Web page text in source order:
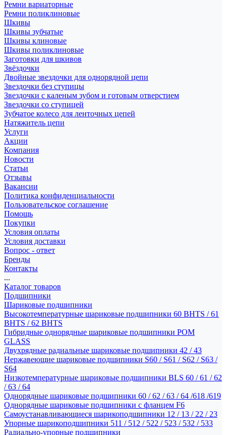
Ремни вариаторные
Ремни поликлиновые
Шкивы
Шкивы зубчатые
Шкивы клиновые
Шкивы поликлиновые
Заготовки для шкивов
Звёздочки
Двойные звездочки для однорядной цепи
Звездочки без ступицы
Звездочки с каленым зубом и готовым отверстием
Звездочки со ступицей
Зубчатое колесо для ленточных цепей
Натяжитель цепи
Услуги
Акции
Компания
Новости
Статьи
Отзывы
Вакансии
Политика конфиденциальности
Пользовательское соглашение
Помощь
Покупки
Условия оплаты
Условия доставки
Вопрос - ответ
Бренды
Контакты
...
Каталог товаров
Подшипники
Шариковые подшипники
Высокотемпературные шариковые подшипники 60 BHTS / 61
BHTS / 62 BHTS
Гибридные однорядные шариковые подшипники POM
GLASS
Двухрядные радиальные шариковые подшипники 42 / 43
Нержавеющие шариковые подшипники S60 / S61 / S62 / S63 /
S64
Низкотемпературные шариковые подшипники BLS 60 / 61 / 62
/ 63 / 64
Однорядные шариковые подшипники 60 / 62 / 63 / 64 /618 /619
Однорядные шариковые подшипники с фланцем F6
Самоустанавливающиеся шарикоподшипники 12 / 13 / 22 / 23
Упорные шарикоподшипники 511 / 512 / 522 / 523 / 532 / 533
Радиально-упорные подшипники